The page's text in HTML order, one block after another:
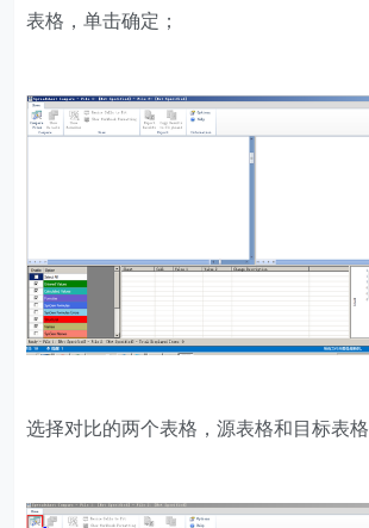
表格，单击确定；
选择对比的两个表格，源表格和目标表格